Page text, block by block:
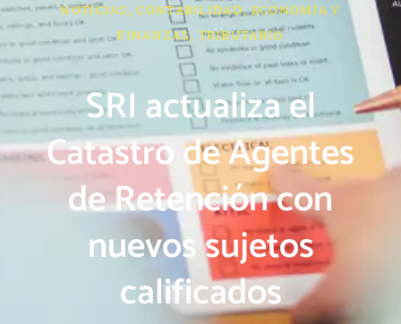
NOTICIAS,CONTABILIDAD,ECONOMÍA Y
FINANZAS, TRIBUTARIO
SRI actualiza el
Catastro de Agentes
de Retención con
nuevos sujetos
calificados